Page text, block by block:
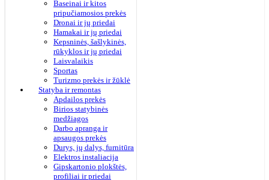
Baseinai ir kitos
pripučiamosios prekės
Dronai ir jų priedai
Hamakai ir jų priedai
Kepsninės, šašlykinės,
rūkyklos ir jų priedai
Laisvalaikis
Sportas
Turizmo prekės ir žūklė
Statyba ir remontas
Apdailos prekės
Birios statybinės
medžiagos
Darbo apranga ir
apsaugos prekės
Durys, jų dalys, furnitūra
Elektros instaliacija
Gipskartonio plokštės,
profiliai ir priedai